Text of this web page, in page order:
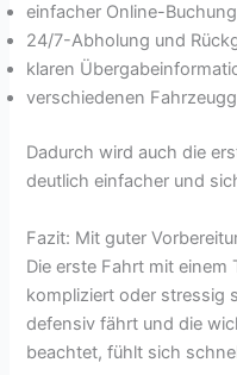
einfacher Online-Buchung
24/7-Abholung und
klaren
verschiedenen
Dadurch wird auch die
deutlich einfacher und
Fazit: Mit guter
Die erste Fahrt mit
kompliziert oder stressig
defensiv fährt und die
beachtet, fühlt sich